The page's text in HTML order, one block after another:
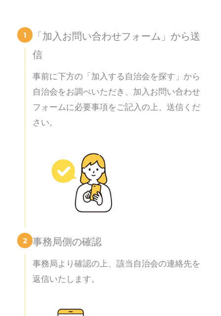
1
「加入お問い合わせフォーム」から送
信
事前に下方の「加入する自治会を探す」から
自治会をお調べいただき、加入お問い合わせ
フォームに必要事項をご記入の上、送信くだ
さい。
2 事務局側の確認
事務局より確認の上、該当自治会の連絡先を
返信いたします。